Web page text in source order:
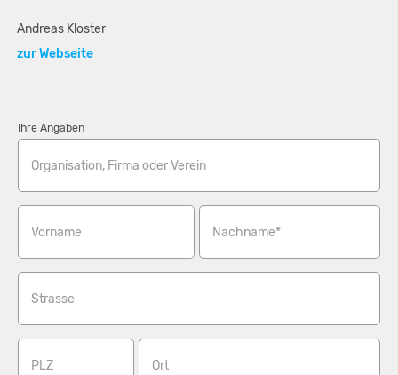
Andreas Kloster
zur Webseite
Ihre Angaben
Organisation, Firma oder Verein
Vorname Nachname*
Strasse
PLZ Ort